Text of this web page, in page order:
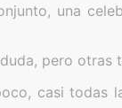
una
pero otras
casi todas